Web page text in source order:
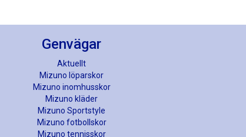
Genvägar
Aktuellt
Mizuno löparskor
Mizuno inomhusskor
Mizuno kläder
Mizuno Sportstyle
Mizuno fotbollskor
Mizuno tennisskor